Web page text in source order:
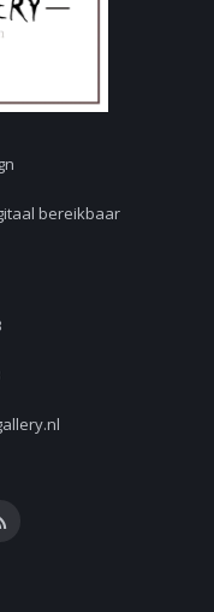
bereikbaar